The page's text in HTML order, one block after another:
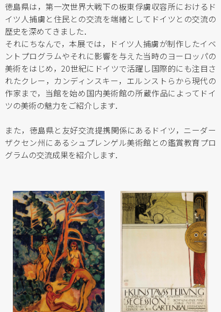
徳島県は，第一次世界大戦下の板東俘虜収容所におけるド
イツ人捕虜と住民との交流を端緒としてドイツとの交流の
歴史を深めてきました．
それにちなんで，本展では，ドイツ人捕虜が制作したイベ
ントプログラムやそれに影響を与えた当時のヨーロッパの
美術をはじめ，20世紀にドイツで活躍し国際的にも注目さ
れたクレー，カンディンスキー，エルンストらから現代の
作家まで，当館を始め国内美術館の所蔵作品によってドイ
ツの美術の魅力をご紹介します．
また，徳島県と友好交流提携関係にあるドイツ，ニーダー
ザクセン州にあるシュプレンゲル美術館との鑑賞教育プロ
グラムの交流成果を紹介します．